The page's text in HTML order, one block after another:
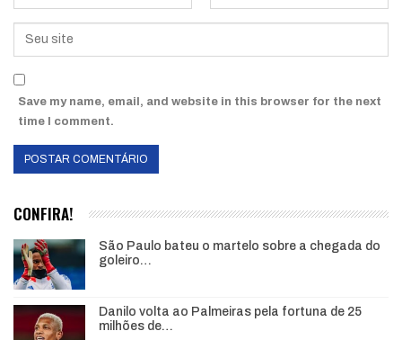
Save my name, email, and website in this browser for the next
time I comment.
CONFIRA!
São Paulo bateu o martelo sobre a chegada do
goleiro…
Danilo volta ao Palmeiras pela fortuna de 25
milhões de…